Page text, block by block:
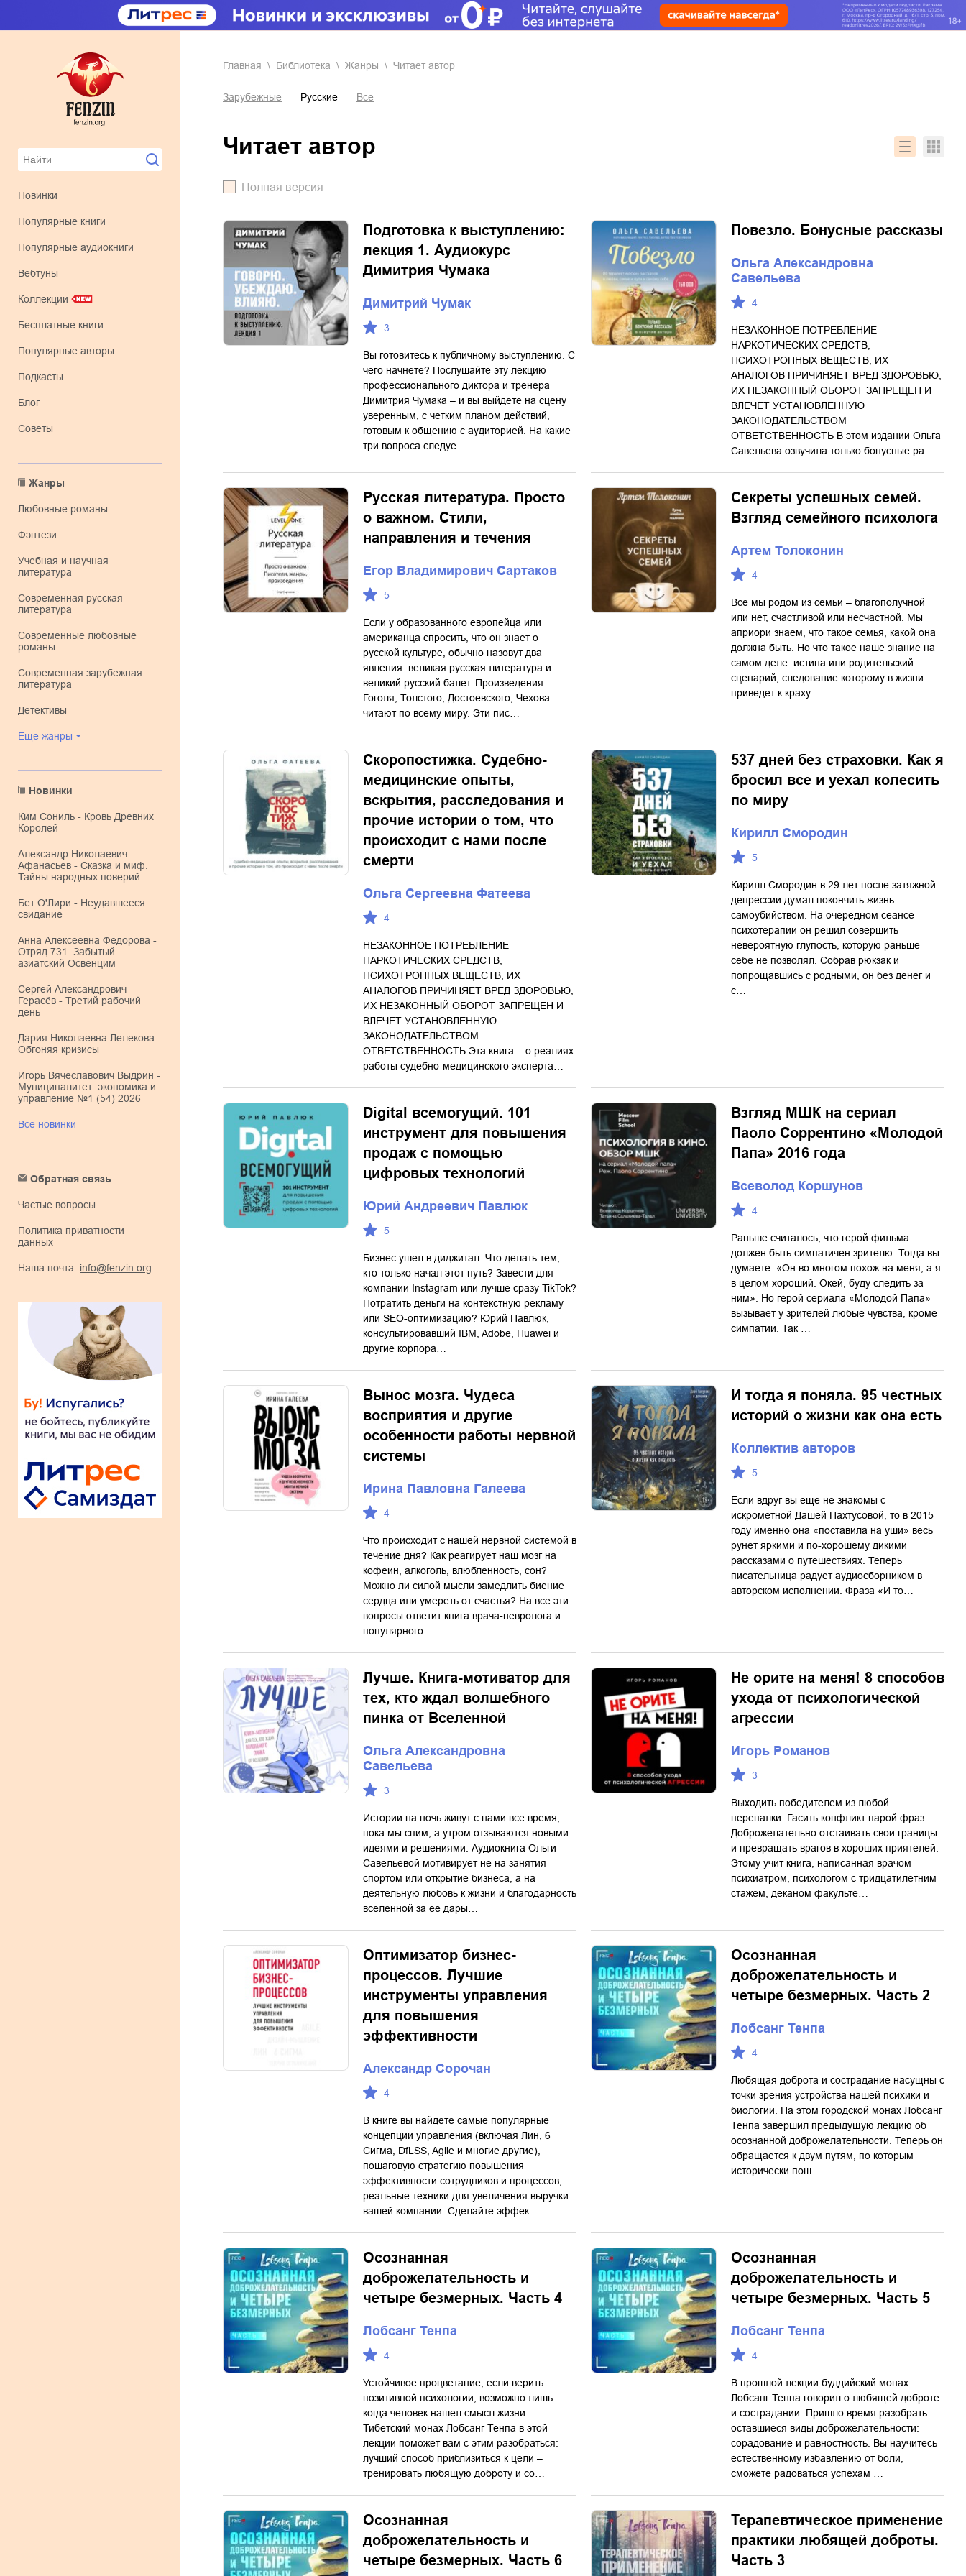
Новинки
Популярные книги
Популярные аудиокниги
Вебтуны
Коллекции
Бесплатные книги
Популярные авторы
Подкасты
Блог
Советы
Жанры
любовные романы
фэнтези
учебная и научная
литература
современная русская
литература
современные любовные
романы
современная зарубежная
литература
детективы
Еще жанры
Новинки
Ким Сониль - Кровь Древних
Королей
Александр Николаевич
Афанасьев - Сказка и миф.
Тайны народных поверий
Бет О'Лири - Неудавшееся
свидание
Анна Алексеевна Федорова -
Отряд 731. Забытый
азиатский Освенцим
Сергей Александрович
Герасёв - Третий рабочий
день
Дария Николаевна Лелекова -
Обгоняя кризисы
Игорь Вячеславович Выдрин -
Муниципалитет: экономика и
управление №1 (54) 2026
Все новинки
Обратная связь
Частые вопросы
Политика приватности
данных
Наша почта: info@fenzin.org
Главная Библиотека Жанры читает автор
Зарубежные Русские Все
читает автор
Полная версия
Подготовка к выступлению:
лекция 1. Аудиокурс
Димитрия Чумака
Димитрий Чумак
3
Вы готовитесь к публичному выступлению. С
чего начнете? Послушайте эту лекцию
профессионального диктора и тренера
Димитрия Чумака – и вы выйдете на сцену
уверенным, с четким планом действий,
готовым к общению с аудиторией. На какие
три вопроса следуе…
Повезло. Бонусные рассказы
Ольга Александровна
Савельева
4
НЕЗАКОННОЕ ПОТРЕБЛЕНИЕ
НАРКОТИЧЕСКИХ СРЕДСТВ,
ПСИХОТРОПНЫХ ВЕЩЕСТВ, ИХ
АНАЛОГОВ ПРИЧИНЯЕТ ВРЕД ЗДОРОВЬЮ,
ИХ НЕЗАКОННЫЙ ОБОРОТ ЗАПРЕЩЕН И
ВЛЕЧЕТ УСТАНОВЛЕННУЮ
ЗАКОНОДАТЕЛЬСТВОМ
ОТВЕТСТВЕННОСТЬ В этом издании Ольга
Савельева озвучила только бонусные ра…
Русская литература. Просто
о важном. Стили,
направления и течения
Егор Владимирович Сартаков
5
Если у образованного европейца или
американца спросить, что он знает о
русской культуре, обычно назовут два
явления: великая русская литература и
великий русский балет. Произведения
Гоголя, Толстого, Достоевского, Чехова
читают по всему миру. Эти пис…
Секреты успешных семей.
Взгляд семейного психолога
Артем Толоконин
4
Все мы родом из семьи – благополучной
или нет, счастливой или несчастной. Мы
априори знаем, что такое семья, какой она
должна быть. Но что такое наше знание на
самом деле: истина или родительский
сценарий, следование которому в жизни
приведет к краху…
Скоропостижка. Судебно-
медицинские опыты,
вскрытия, расследования и
прочие истории о том, что
происходит с нами после
смерти
Ольга Сергеевна Фатеева
4
НЕЗАКОННОЕ ПОТРЕБЛЕНИЕ
НАРКОТИЧЕСКИХ СРЕДСТВ,
ПСИХОТРОПНЫХ ВЕЩЕСТВ, ИХ
АНАЛОГОВ ПРИЧИНЯЕТ ВРЕД ЗДОРОВЬЮ,
ИХ НЕЗАКОННЫЙ ОБОРОТ ЗАПРЕЩЕН И
ВЛЕЧЕТ УСТАНОВЛЕННУЮ
ЗАКОНОДАТЕЛЬСТВОМ
ОТВЕТСТВЕННОСТЬ Эта книга – о реалиях
работы судебно-медицинского эксперта…
537 дней без страховки. Как я
бросил все и уехал колесить
по миру
Кирилл Смородин
5
Кирилл Смородин в 29 лет после затяжной
депрессии думал покончить жизнь
самоубийством. На очередном сеансе
психотерапии он решил совершить
невероятную глупость, которую раньше
себе не позволял. Собрав рюкзак и
попрощавшись с родными, он без денег и
с…
Digital всемогущий. 101
инструмент для повышения
продаж с помощью
цифровых технологий
Юрий Андреевич Павлюк
5
Бизнес ушел в диджитал. Что делать тем,
кто только начал этот путь? Завести для
компании Instagram или лучше сразу TikTok?
Потратить деньги на контекстную рекламу
или SEO-оптимизацию? Юрий Павлюк,
консультировавший IBM, Adobe, Huawei и
другие корпора…
Взгляд МШК на сериал
Паоло Соррентино «Молодой
Папа» 2016 года
Всеволод Коршунов
4
Раньше считалось, что герой фильма
должен быть симпатичен зрителю. Тогда вы
думаете: «Он во многом похож на меня, а я
в целом хороший. Окей, буду следить за
ним». Но герой сериала «Молодой Папа»
вызывает у зрителей любые чувства, кроме
симпатии. Так …
Вынос мозга. Чудеса
восприятия и другие
особенности работы нервной
системы
Ирина Павловна Галеева
4
Что происходит с нашей нервной системой в
течение дня? Как реагирует наш мозг на
кофеин, алкоголь, влюбленность, сон?
Можно ли силой мысли замедлить биение
сердца или умереть от счастья? На все эти
вопросы ответит книга врача-невролога и
популярного …
И тогда я поняла. 95 честных
историй о жизни как она есть
Коллектив авторов
5
Если вдруг вы еще не знакомы с
искрометной Дашей Пахтусовой, то в 2015
году именно она «поставила на уши» весь
рунет яркими и по-хорошему дикими
рассказами о путешествиях. Теперь
писательница радует аудиосборником в
авторском исполнении. Фраза «И то…
Лучше. Книга-мотиватор для
тех, кто ждал волшебного
пинка от Вселенной
Ольга Александровна
Савельева
3
Истории на ночь живут с нами все время,
пока мы спим, а утром отзываются новыми
идеями и решениями. Аудиокнига Ольги
Савельевой мотивирует не на занятия
спортом или открытие бизнеса, а на
деятельную любовь к жизни и благодарность
вселенной за ее дары…
Не орите на меня! 8 способов
ухода от психологической
агрессии
Игорь Романов
3
Выходить победителем из любой
перепалки. Гасить конфликт парой фраз.
Доброжелательно отстаивать свои границы
и превращать врагов в хороших приятелей.
Этому учит книга, написанная врачом-
психиатром, психологом с тридцатилетним
стажем, деканом факульте…
Оптимизатор бизнес-
процессов. Лучшие
инструменты управления
для повышения
эффективности
Александр Сорочан
4
В книге вы найдете самые популярные
концепции управления (включая Лин, 6
Сигма, DfLSS, Agile и многие другие),
пошаговую стратегию повышения
эффективности сотрудников и процессов,
реальные техники для увеличения выручки
вашей компании. Сделайте эффек…
Осознанная
доброжелательность и
четыре безмерных. Часть 2
Лобсанг Тенпа
4
Любящая доброта и сострадание насущны с
точки зрения устройства нашей психики и
биологии. На этом городской монах Лобсанг
Тенпа завершил предыдущую лекцию об
осознанной доброжелательности. Теперь он
обращается к двум путям, по которым
исторически пош…
Осознанная
доброжелательность и
четыре безмерных. Часть 4
Лобсанг Тенпа
4
Устойчивое процветание, если верить
позитивной психологии, возможно лишь
когда человек нашел смысл жизни.
Тибетский монах Лобсанг Тенпа в этой
лекции поможет вам с этим разобраться:
лучший способ приблизиться к цели –
тренировать любящую доброту и со…
Осознанная
доброжелательность и
четыре безмерных. Часть 5
Лобсанг Тенпа
4
В прошлой лекции буддийский монах
Лобсанг Тенпа говорил о любящей доброте
и сострадании. Пришло время разобрать
оставшиеся виды доброжелательности:
сорадование и равностность. Вы научитесь
естественному избавлению от боли,
сможете радоваться успехам …
Осознанная
доброжелательность и
четыре безмерных. Часть 6
Терапевтическое применение
практики любящей доброты.
Часть 3